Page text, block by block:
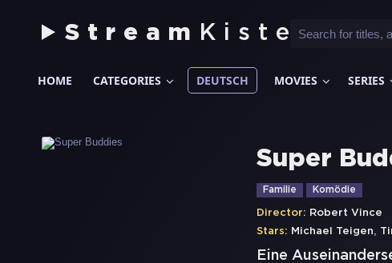
Stream Kiste
HOME CATEGORIES DEUTSCH MOVIES SERIES
Super
Familie Komödie
Director: Robert Vince
Stars: Michael Teigen,
Eine